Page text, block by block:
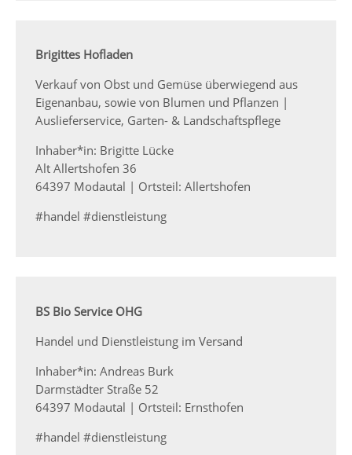
Brigittes Hofladen
Verkauf von Obst und Gemüse überwiegend aus
Eigenanbau, sowie von Blumen und Pflanzen |
Auslieferservice, Garten- & Landschaftspflege
Inhaber*in: Brigitte Lücke
Alt Allertshofen 36
64397 Modautal | Ortsteil: Allertshofen
#handel #dienstleistung
BS Bio Service OHG
Handel und Dienstleistung im Versand
Inhaber*in: Andreas Burk
Darmstädter Straße 52
64397 Modautal | Ortsteil: Ernsthofen
#handel #dienstleistung